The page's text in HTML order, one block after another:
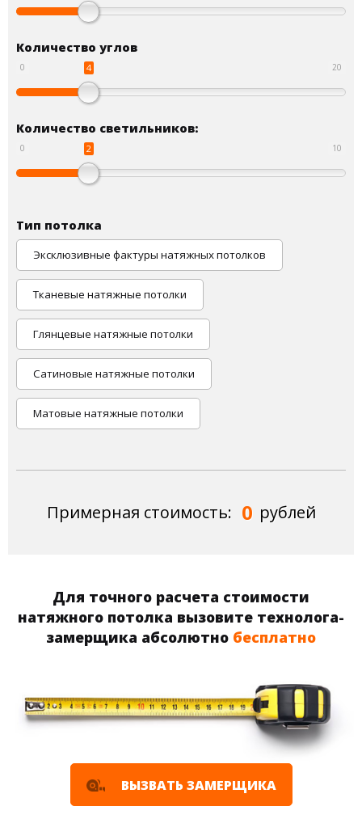
Количество углов
0 20
4
Количество светильников:
0 10
2
Тип потолка
Эксклюзивные фактуры натяжных потолков
Тканевые натяжные потолки
Глянцевые натяжные потолки
Сатиновые натяжные потолки
Матовые натяжные потолки
Примерная стоимость: 0 рублей
Для точного расчета стоимости
натяжного потолка вызовите технолога-
замерщика абсолютно бесплатно
ВЫЗВАТЬ ЗАМЕРЩИКА